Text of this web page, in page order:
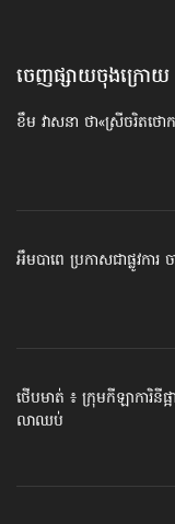
ចេញផ្សាយចុងក្រោយ
ខឹម វាសនា ថា«ស្រីចរិតថ
អឹមបាពេ ប្រកាសជាផ្លូវកា
ថើបមាត់ ៖ ក្រុមកីឡាការិនី​
លាឈប់